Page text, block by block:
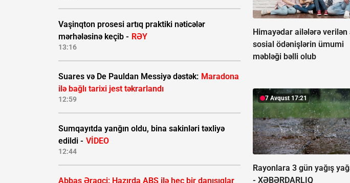
Vaşinqton prosesi artıq praktiki nəticələr
mərhələsinə keçib - RƏY
13:16
Suares və De Pauldan Messiyə dəstək: Maradona
ilə bağlı tarixi jest təkrarlandı
12:59
Sumqayıtda yanğın oldu, bina sakinləri təxliyə
edildi - VİDEO
12:44
Abbas Əraqçi: Hazırda ABŞ ilə heç bir danışıqlar
Himayədar ailələrə verilən
sosial ödənişlərin ümumi
məbləği bəlli olub
7 Avqust 17:21
Rayonlara 3 gün yağış
- XƏBƏRDARLIQ